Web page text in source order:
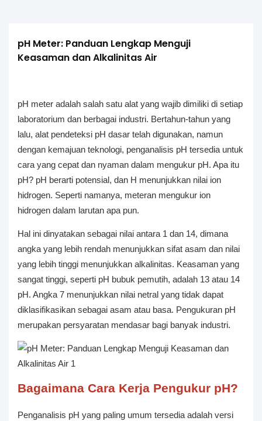
pH Meter: Panduan Lengkap Menguji
Keasaman dan Alkalinitas Air
pH meter adalah salah satu alat yang wajib dimiliki di setiap
laboratorium dan berbagai industri. Bertahun-tahun yang
lalu, alat pendeteksi pH dasar telah digunakan, namun
dengan kemajuan teknologi, penganalisis pH tersedia untuk
cara yang cepat dan nyaman dalam mengukur pH. Apa itu
pH? pH berarti potensial, dan H menunjukkan nilai ion
hidrogen. Seperti namanya, meteran mengukur ion
hidrogen dalam larutan apa pun.
Hal ini dinyatakan sebagai nilai antara 1 dan 14, dimana
angka yang lebih rendah menunjukkan sifat asam dan nilai
yang lebih tinggi menunjukkan alkalinitas. Keasaman yang
sangat tinggi, seperti pH bubuk pemutih, adalah 13 atau 14
pH. Angka 7 menunjukkan nilai netral yang tidak dapat
diklasifikasikan sebagai asam atau basa. Pengukuran pH
merupakan persyaratan mendasar bagi banyak industri.
Bagaimana Cara Kerja Pengukur pH?
Penganalisis pH yang paling umum tersedia adalah versi